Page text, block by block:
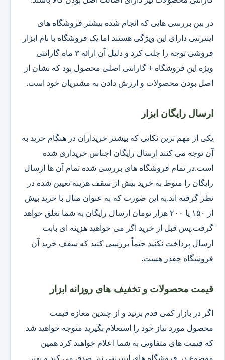
در بین بررسی هایی که انجام شده بیشتر فروشگاه های
اینترنتی دارای این ویژگی هستند اما یک فروشگاه با نام ابزار
فروشی توجه را جلب کرد و دلیل آن ارائه ۳ ماه گارانتی
ویژه این فروشگاه + گارانتی اصلی محصول بود که نشان از
اصل بودن محصولات و ارزش دادن به مشتریان خود است.
ارسال رایگان ابزار
یکی از مهم ترین نکاتی که بیشتر خریداران در هنگام خرید به
آن توجه می کنند ارسال رایگان اجناس خریداری شده
است.در تمام فروشگاه های بررسی شده تمام آن ها ارسال
رایگان را منوط به خرید بیش از سقف هزینه تعیین شده در
نظر گرفته اند.به این صورت که به عنوان مثال با خرید بیش
از ۱۵۰ یا ۲۰۰ هزار تومان ارسال رایگان به شما تعلق خواهد
گرفت.پس قبل از خرید اگر می خواهید هزینه ای بابت
ارسال پرداخت نکنید حتماً بررسی کنید که سقف خرید آن
فروشگاه چقدر هست.
قیمت محصولات و تخفیف های روزانه ابزار
اگر در بازار کمی قدم بزنید و از چندین مغازه قیمت
محصول مورد نیاز خود را استعلام بگیرید متوجه خواهید شد
که قیمت های متفاوتی به شما اعلام خواهند کرد همین
موضوع در فروشگاه های اینترنتی نیز صدق می کند و بهتر